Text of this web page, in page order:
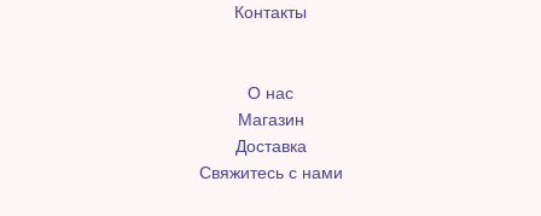
Контакты
О нас
Магазин
Доставка
Свяжитесь с нами